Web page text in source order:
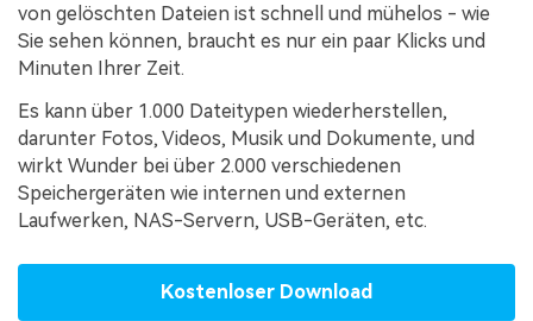
von gelöschten Dateien ist schnell und mühelos - wie
Sie sehen können, braucht es nur ein paar Klicks und
Minuten Ihrer Zeit.
Es kann über 1.000 Dateitypen wiederherstellen,
darunter Fotos, Videos, Musik und Dokumente, und
wirkt Wunder bei über 2.000 verschiedenen
Speichergeräten wie internen und externen
Laufwerken, NAS-Servern, USB-Geräten, etc.
Kostenloser Download